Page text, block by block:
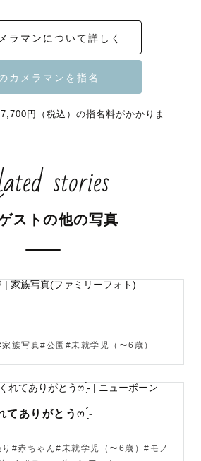
と思いますのでぜひご覧ください！
❁ ┈┈┈┈┈┈┈┈
アイテムꕤ
木製扇子・数字パネル・万華鏡・
し出しアイテムꕤ
節のお花・くま、うさぎ帽子・動物
人...？
土曜のお昼は吉本新喜劇を見ながら
大阪人です🐙
とが大好きで、いつも何かワクワク
🎠
は
ラマンについて詳しく
円（税込）の指名料がかかりま
stories
ストの他の写真
族写真#公園#未就学児（〜6歳）
てありがとうෆ ̖́-‬
#赤ちゃん#未就学児（〜6歳）#モノ